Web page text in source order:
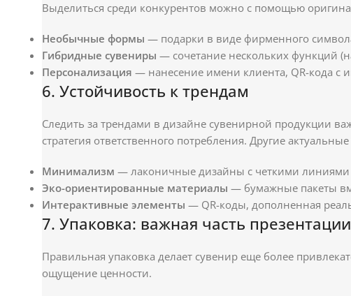
Выделиться среди конкурентов можно с помощью
Необычные формы — подарки в виде фирменного
Гибридные сувениры — сочетание нескольких функций
Персонализация — нанесение имени клиента, QR-кода
6. Устойчивость к трендам
Следить за трендами в дизайне сувенирной продукции
стратегия ответственного потребления. Другие
Минимализм — лаконичные дизайны с четкими линиями
Эко-ориентированные материалы — бумажные пакеты
Интерактивные элементы — QR-коды, дополненная
7. Упаковка: важная часть презентации
Правильная упаковка делает сувенир еще более
ощущение ценности.